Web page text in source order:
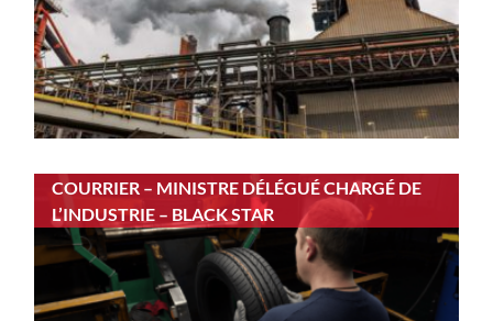
COURRIER – MINISTRE DÉLÉGUÉ CHARGÉ DE
L’INDUSTRIE – BLACK STAR